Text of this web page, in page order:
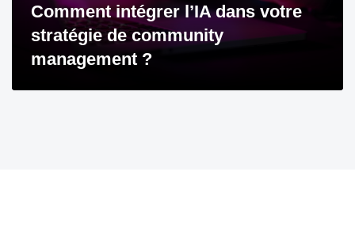
Comment intégrer l’IA dans votre
stratégie de community
management ?